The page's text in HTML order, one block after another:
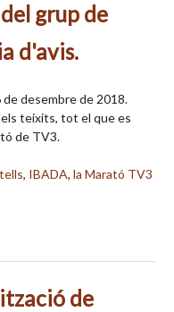
grup de
d'avis.
desembre de 2018.
teixits, tot el que es
de TV3.
, IBADA, la Marató TV3
de